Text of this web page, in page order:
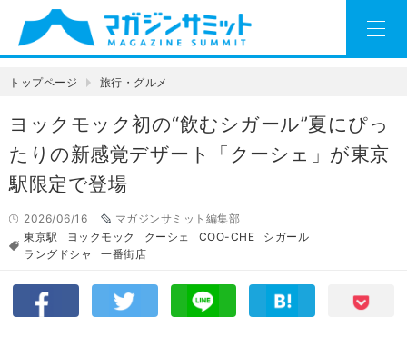
トップページ 旅行・グルメ
ヨックモック初の“飲むシガール”夏にぴっ
たりの新感覚デザート「クーシェ」が東京
駅限定で登場
2026/06/16
マガジンサミット編集部
東京駅
ヨックモック クーシェ COO-CHE
シガール
ラングドシャ
一番街店